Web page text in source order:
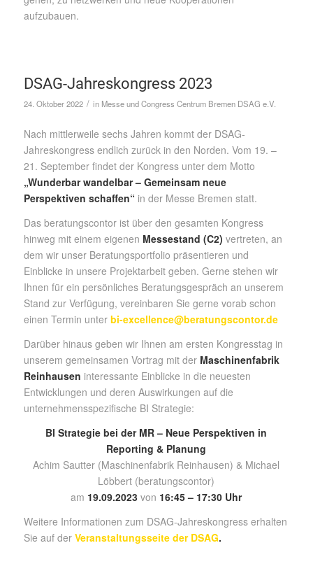
aufzubauen.
DSAG-Jahreskongress 2023
24. Oktober 2022 / in Messe und Congress Centrum Bremen DSAG e.V.
Nach mittlerweile sechs Jahren kommt der DSAG-
Jahreskongress endlich zurück in den Norden. Vom 19. –
21. September findet der Kongress unter dem Motto
„Wunderbar wandelbar – Gemeinsam neue
Perspektiven schaffen“ in der Messe Bremen statt.
Das beratungscontor ist über den gesamten Kongress
hinweg mit einem eigenen Messestand (C2) vertreten, an
dem wir unser Beratungsportfolio präsentieren und
Einblicke in unsere Projektarbeit geben. Gerne stehen wir
Ihnen für ein persönliches Beratungsgespräch an unserem
Stand zur Verfügung, vereinbaren Sie gerne vorab schon
einen Termin unter bi-excellence@beratungscontor.de
Darüber hinaus geben wir Ihnen am ersten Kongresstag in
unserem gemeinsamen Vortrag mit der Maschinenfabrik
Reinhausen interessante Einblicke in die neuesten
Entwicklungen und deren Auswirkungen auf die
unternehmensspezifische BI Strategie:
BI Strategie bei der MR – Neue Perspektiven in
Reporting & Planung
Achim Sautter (Maschinenfabrik Reinhausen) & Michael
Löbbert (beratungscontor)
am 19.09.2023von 16:45 – 17:30 Uhr
Weitere Informationen zum DSAG-Jahreskongress erhalten
Sie auf der Veranstaltungsseite der DSAG.